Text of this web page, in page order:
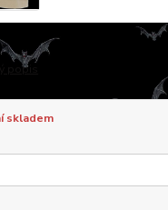
popis
skladem